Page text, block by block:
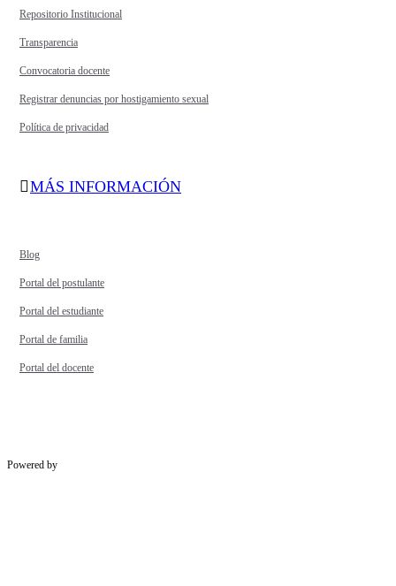
Repositorio Institucional
Transparencia
Convocatoria docente
Registrar denuncias por hostigamiento sexual
Política de privacidad
MÁS INFORMACIÓN
Blog
Portal del postulante
Portal del estudiante
Portal de familia
Portal del docente
Powered by